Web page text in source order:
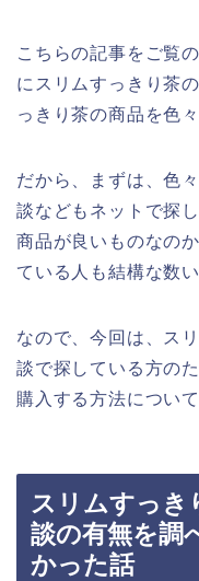
こちらの記事をご覧
にスリムすっきり茶
っきり茶の商品を色
だから、まずは、色
談などもネットで探
商品が良いものなの
ている人も結構な数
なので、今回は、ス
談で探している方の
購入する方法につい
スリムすっき
談の有無を調
かった話